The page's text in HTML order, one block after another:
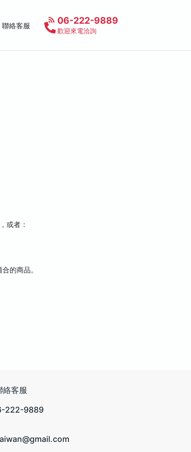
絡客服 06-222-9889
歡迎來電洽詢
或者：
的商品。
絡客服
222-9889